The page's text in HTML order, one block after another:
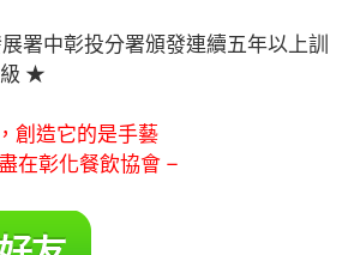
署中彰投分署頒發連續五年以上訓
級 ★
創造它的是手藝
在彰化餐飲協會 –